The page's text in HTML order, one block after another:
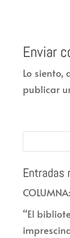
Enviar
Lo siento,
publicar
Entradas
“El